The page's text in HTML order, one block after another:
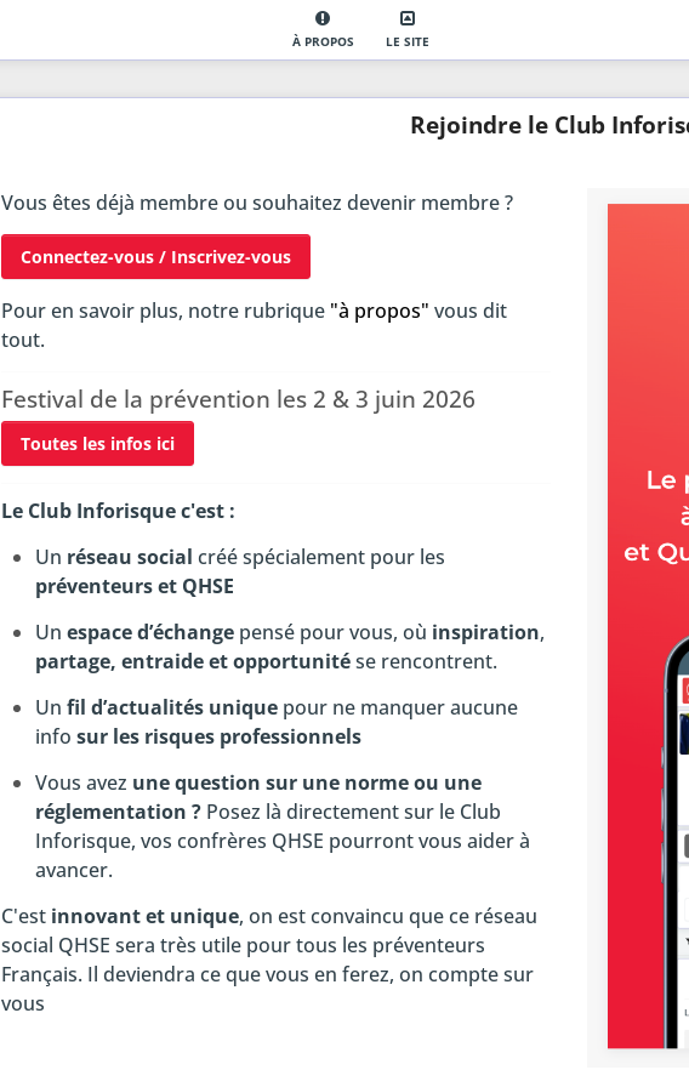
À PROPOS LE SITE
Rejoindre le Club
Vous êtes déjà membre ou souhaitez devenir membre ?
Connectez-vous / Inscrivez-vous
Pour en savoir plus, notre rubrique "à propos" vous dit
tout.
Festival de la prévention les 2 & 3 juin 2026
Toutes les infos ici
Le Club Inforisque c'est :
Un réseau social créé spécialement pour les
préventeurs et QHSE
Un espace d’échangepensé pour vous, où inspiration,
partage, entraide et opportunitése rencontrent.
Un fil d’actualités uniquepour ne manquer aucune
info sur les risques professionnels
Vous avez une question sur une norme ou une
réglementation ?Posez là directement sur le Club
Inforisque, vos confrères QHSE pourront vous aider à
avancer.
C'est innovant et unique, on est convaincu que ce réseau
social QHSE sera très utile pour tous les préventeurs
Français. Il deviendra ce que vous en ferez, on compte sur
vous